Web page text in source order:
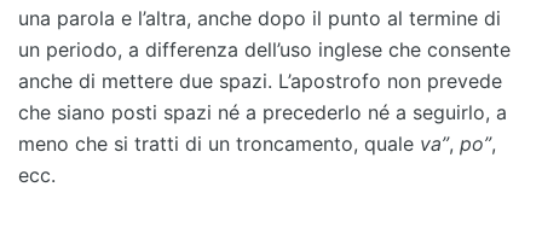
una parola e l’altra, anche dopo il punto al termine di
un periodo, a differenza dell’uso inglese che consente
anche di mettere due spazi. L’apostrofo non prevede
che siano posti spazi né a precederlo né a seguirlo, a
meno che si tratti di un troncamento, quale va”, po”,
ecc.